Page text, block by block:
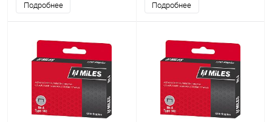
Подробнее
Подробнее